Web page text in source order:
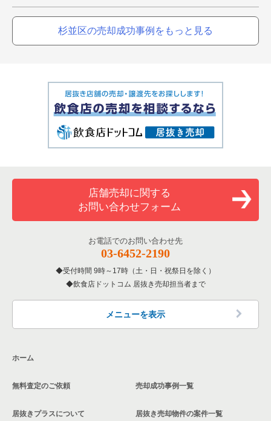
杉並区の売却成功事例をもっと見る
店舗売却に関する
お問い合わせフォーム
お電話でのお問い合わせ先
03-6452-2190
受付時間 9時～17時（土・日・祝祭日を除く）
飲食店ドットコム 居抜き売却担当者まで
メニューを表示
ホーム
無料査定のご依頼
居抜きプラスについて
売却成功事例一覧
居抜き売却物件の案件一覧